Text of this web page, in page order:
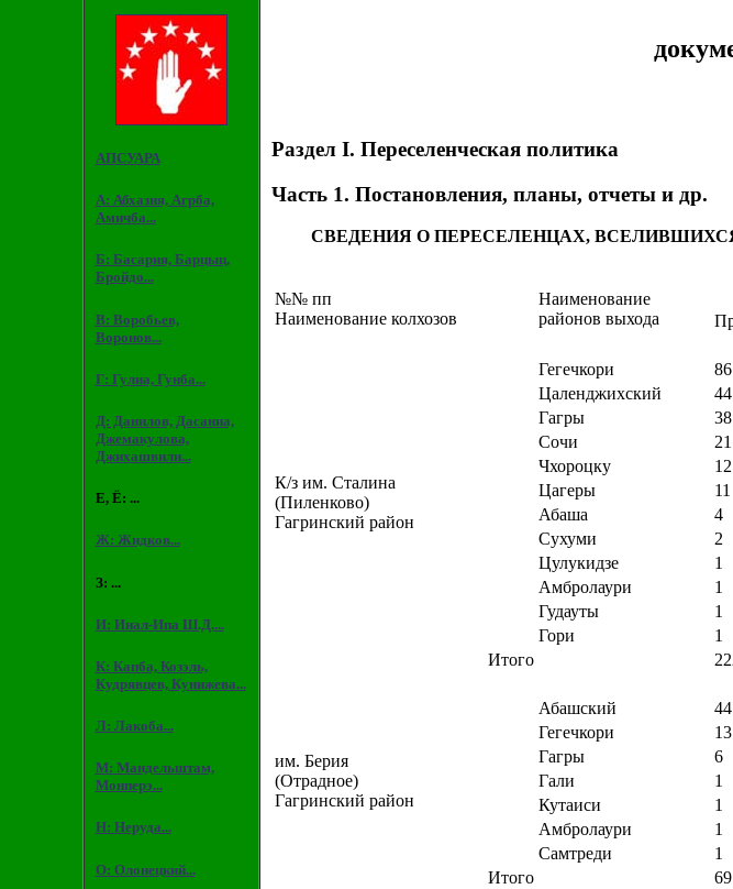
АПСУАРА
А: Абхазия, Агрба,
Амичба...
Б: Басария, Барцыц,
Бройдо...
В: Воробьев,
Воронов...
Г: Гулиа, Гунба...
Д: Данилов, Дасаниа,
Джемакулова,
Джихашвили...
Е, Ё: ...
Ж: Жидков...
З: ...
И: Инал-Ипа Ш.Д....
К: Капба, Козэль,
Кудрявцев, Кунижева...
Л: Лакоба...
М: Мандельштам,
Монперэ...
Н: Неруда...
О: Олонецкий...
Раздел I. Переселенческая политика
Часть 1. Постановления, планы, отчеты и др.
СВЕДЕНИЯ О ПЕРЕСЕЛЕНЦАХ,
№№ пп
Наименование колхозов
Наименование
районов выхода
К/з им. Сталина
(Пиленково)
Гагринский район
Гегечкори 86
Цаленджихский
44
Гагры
38
Сочи
21
Чхороцку
12
Цагеры
11
Абаша
4
Сухуми
2
Цулукидзе
1
Амбролаури
1
Гудауты
1
Гори
1
Итого
им. Берия
(Отрадное)
Гагринский район
Абашский 44
Гегечкори
13
Гагры
6
Гали
1
Кутаиси
1
Амбролаури
1
Самтреди
1
Итого
69